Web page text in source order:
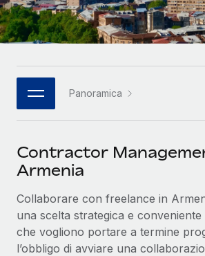
Português (Portugal)
日本語
한국어
中文（简体）
Panoramica
Contractor
Armenia
Collaborare con freelance in
una scelta strategica e
che vogliono portare a termine
l’obbligo di avviare una